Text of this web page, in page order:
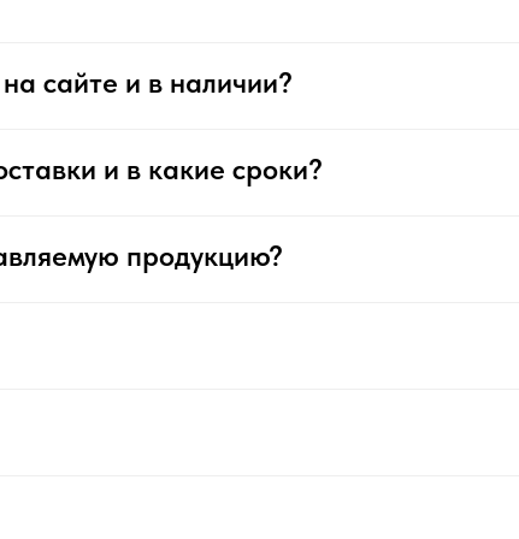
сайте и в наличии?
и в какие сроки?
продукцию?